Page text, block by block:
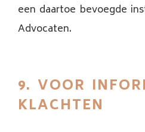
een daartoe bevoegde
Advocaten.
9. VOOR
KLACHTEN